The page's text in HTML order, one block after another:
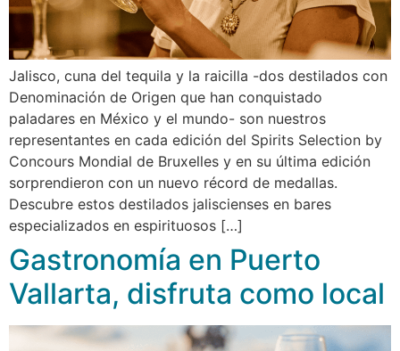
Jalisco, cuna del tequila y la raicilla -dos destilados con
Denominación de Origen que han conquistado
paladares en México y el mundo- son nuestros
representantes en cada edición del Spirits Selection by
Concours Mondial de Bruxelles y en su última edición
sorprendieron con un nuevo récord de medallas.
Descubre estos destilados jaliscienses en bares
especializados en espirituosos […]
Gastronomía en Puerto
Vallarta, disfruta como local